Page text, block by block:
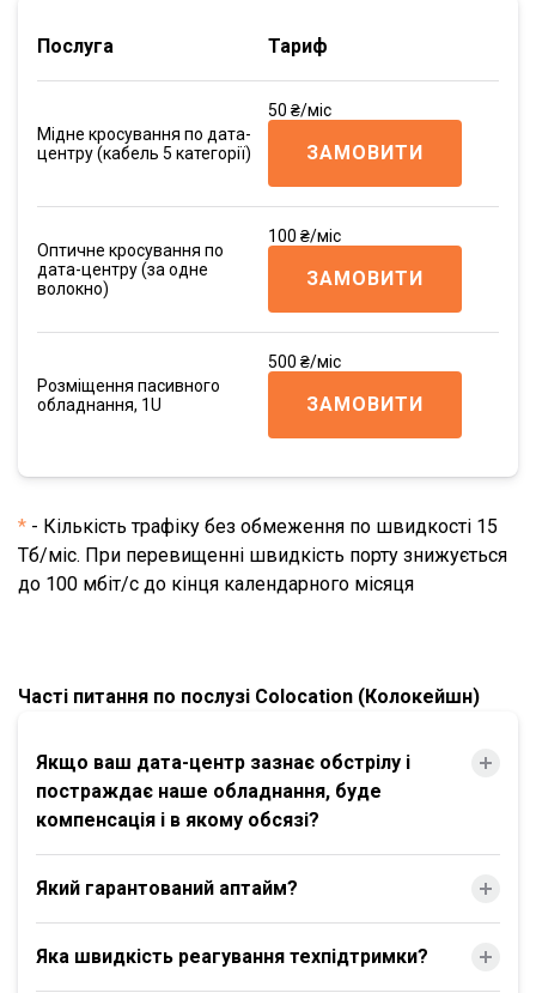
Послуга Тариф
Мідне кросування по дата-
центру (кабель 5 категорії)
50 ₴/міс
ЗАМОВИТИ
Оптичне кросування по
дата-центру (за одне
волокно)
100 ₴/міс
ЗАМОВИТИ
Розміщення пасивного
обладнання, 1U
500 ₴/міс
ЗАМОВИТИ
* - Кількість трафіку без обмеження по швидкості 15
Тб/міс. При перевищенні швидкість порту знижується
до 100 мбіт/с до кінця календарного місяця
Часті питання по послузі Colocation (Колокейшн)
Якщо ваш дата-центр зазнає обстрілу і
постраждає наше обладнання, буде
компенсація і в якому обсязі?
Який гарантований аптайм?
Яка швидкість реагування техпідтримки?